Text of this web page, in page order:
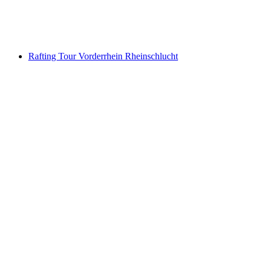
Rafting Tour Vorderrhein Rheinschlucht